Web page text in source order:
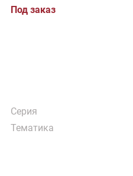
Под заказ
Серия
Тематика